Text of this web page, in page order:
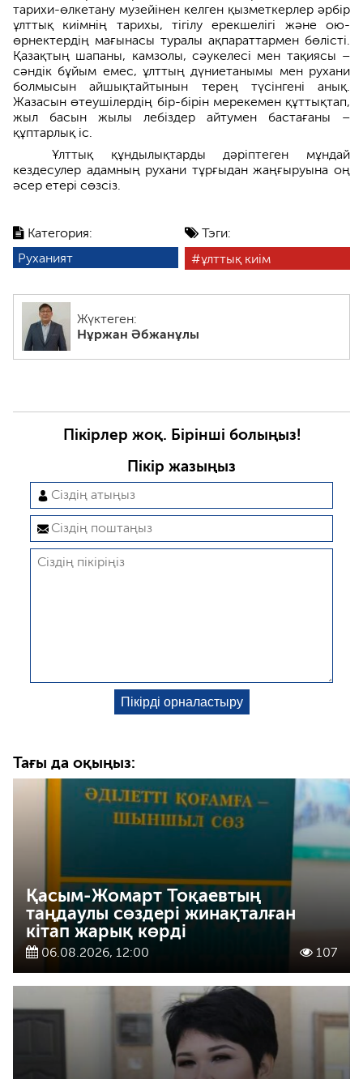
Категория:
Руханият
Тэги:
ұлттық киім
Жүктеген:
Нұржан Әбжанұлы
тарихи-өлкетану музейінен келген қызметкерлер әрбір
ұлттық киімнің тарихы, тігілу ерекшелігі және ою-
өрнектердің мағынасы туралы ақпараттармен бөлісті.
Қазақтың шапаны, камзолы, сәукелесі мен тақиясы –
сәндік бұйым емес, ұлттың дүниетанымы мен рухани
болмысын айшықтайтынын терең түсінгені анық.
Жазасын өтеушілердің бір-бірін мерекемен құттықтап,
жыл басын жылы лебіздер айтумен бастағаны –
құптарлық іс.
Ұлттық құндылықтарды дәріптеген мұндай
кездесулер адамның рухани тұрғыдан жаңғыруына оң
әсер етері сөзсіз.
Пікірлер жоқ. Бірінші болыңыз!
Пікір жазыңыз
Тағы да оқыңыз:
Қасым-Жомарт Тоқаевтың
таңдаулы сөздері жинақталған
кітап жарық көрді
06.08.2026, 12:00 107